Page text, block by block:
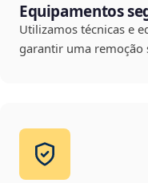
Equipamentos
Utilizamos técnicas e
garantir uma remoção